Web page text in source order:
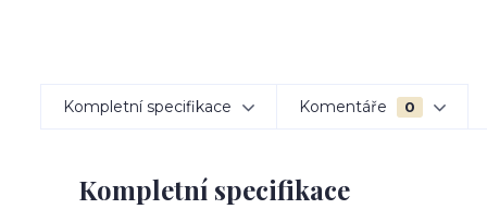
Kompletní specifikace Komentáře 0
Kompletní specifikace